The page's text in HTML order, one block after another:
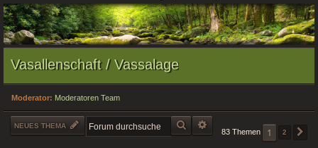
c
h
e
Vasallenschaft / Vassalage
Moderator: Moderatoren Team
NEUES THEMA SUCHE ERWEITERTE SUCHE
83 Themen 1 2